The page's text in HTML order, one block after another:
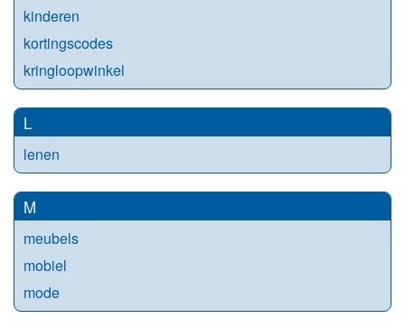
kinderen
kortingscodes
kringloopwinkel
L
lenen
M
meubels
mobiel
mode